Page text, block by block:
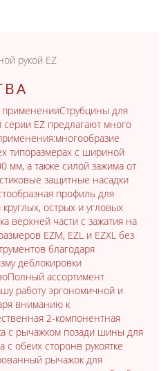
рукой EZ
для
EZ предлагают много
типоразмерах с шириной
мм, а также силой зажима от
защитные насадки
профиль для
острых и угловых
верхней части с зажатия на
EZM, EZL и EZXL без
благодаря
деблокировки
ассортимент
работу эргономичной и
вниманию к
2-компонентная
с рычажком позади шины для
с обеих сторонв рукоятке
рычажок для